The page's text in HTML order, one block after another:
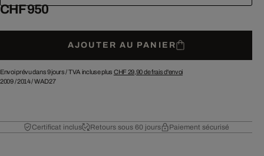
CHF 950
AJOUTER AU PANIER
Envoi prévu dans 9 jours /TVA incluse plus CHF 29,90de frais d'envoi
2009/2014/WAD27
Certificat inclus Retours sous 60 jours Paiement sécurisé